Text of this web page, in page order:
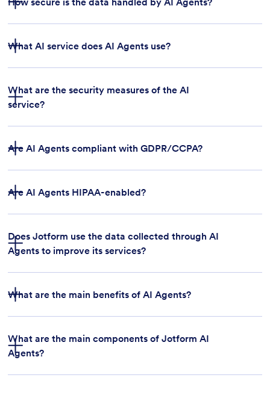
What AI service does AI Agents use?
What are the security measures of the AI
service?
Are AI Agents compliant with GDPR/CCPA?
Are AI Agents HIPAA-enabled?
Learn more
Does Jotform use the data collected through AI
Agents to improve its services?
What are the main benefits of AI Agents?
What are the main components of Jotform AI
Agents?